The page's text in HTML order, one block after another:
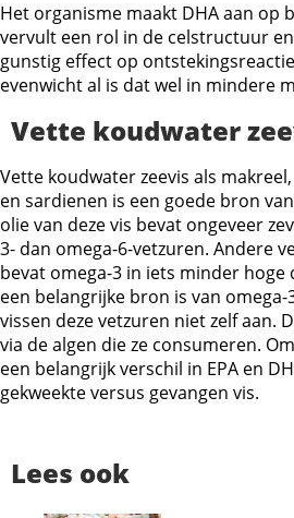
Het organisme maakt DHA aan op
vervult een rol in de celstructuur
gunstig effect op
evenwicht al is dat wel in mindere
Vette koudwater
Vette koudwater zeevis als
en sardienen is een goede bron
olie van deze vis bevat ongeveer
3- dan omega-6-vetzuren. Andere
bevat omega-3 in iets minder hoge
een belangrijke bron is van omega-
vissen deze vetzuren niet zelf aan.
via de algen die ze consumeren.
een belangrijk verschil in EPA en
gekweekte versus gevangen vis.
Lees ook